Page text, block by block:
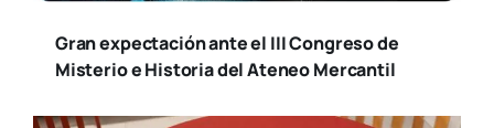
Gran expectación ante el III Congreso de
Misterio e Historia del Ateneo Mercantil